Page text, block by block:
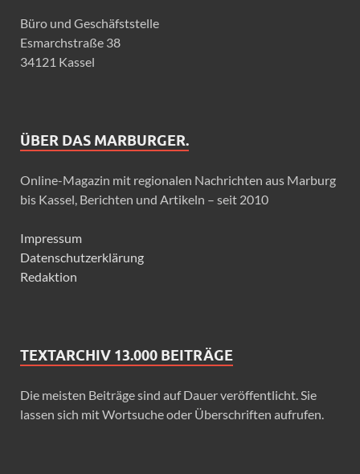
Büro und Geschäfststelle
Esmarchstraße 38
34121 Kassel
ÜBER DAS MARBURGER.
Online-Magazin mit regionalen Nachrichten aus Marburg
bis Kassel, Berichten und Artikeln – seit 2010
Impressum
Datenschutzerklärung
Redaktion
TEXTARCHIV 13.000 BEITRÄGE
Die meisten Beiträge sind auf Dauer veröffentlicht. Sie
lassen sich mit Wortsuche oder Überschriften aufrufen.